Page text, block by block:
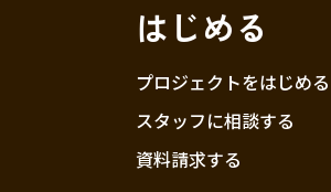
はじめる
プロジェクトをはじめる
スタッフに相談する
資料請求する